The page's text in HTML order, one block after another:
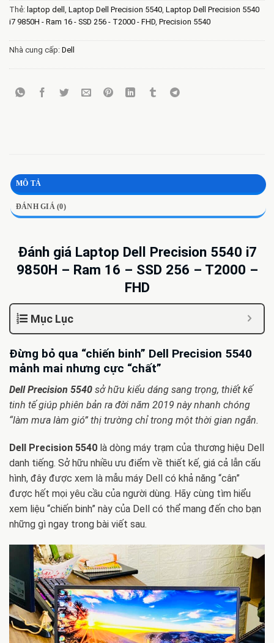
Thẻ: laptop dell , Laptop Dell Precision 5540, Laptop Dell Precision 5540
i7 9850H - Ram 16 - SSD 256 - T2000 - FHD, Precision 5540
Nhà cung cấp: Dell
MÔ TẢ
ĐÁNH GIÁ (0)
Đánh giá Laptop Dell Precision 5540 i7
9850H – Ram 16 – SSD 256 – T2000 –
FHD
Mục Lục
Đừng bỏ qua “chiến binh” Dell Precision 5540
mảnh mai nhưng cực “chất”
Dell Precision 5540 sở hữu kiểu dáng sang trọng, thiết kế
tinh tế giúp phiên bản ra đời năm 2019 này nhanh chóng
“làm mưa làm gió” thị trường chỉ trong một thời gian ngắn.
Dell Precision 5540 là dòng máy trạm của thương hiệu Dell
danh tiếng. Sở hữu nhiều ưu điểm về thiết kế, giá cả lẫn cấu
hình, đây được xem là mẫu máy Dell có khả năng “cân”
được hết mọi yêu cầu của người dùng. Hãy cùng tìm hiểu
xem liệu “chiến binh” này của Dell có thể mang đến cho bạn
những gì ngay trong bài viết sau.